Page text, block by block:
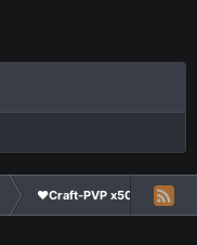
❤Craft-PVP x50★